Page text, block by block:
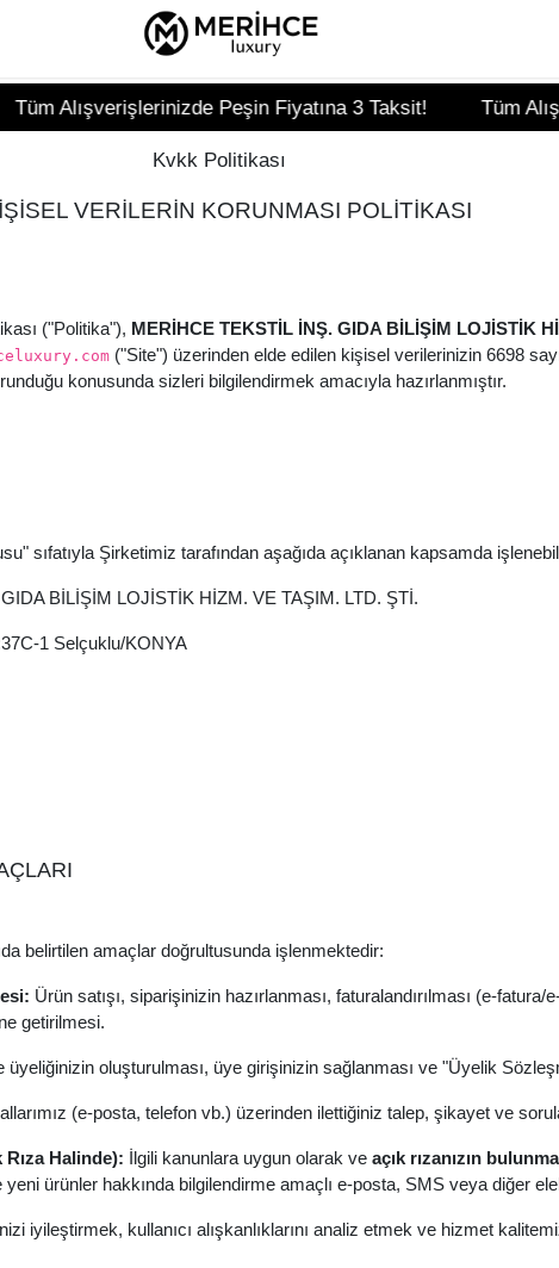
Alışverişlerinizde Peşin Fiyatına 3 Taksit! Tüm
Kvkk Politikası
VERİLERİN KORUNMASI POLİTİKASI
("Politika"), MERİHCE TEKSTİL İNŞ. GIDA BİLİŞİM LOJİSTİK
("Site") üzerinden elde edilen kişisel verilerinizin 6698
konusunda sizleri bilgilendirmek amacıyla hazırlanmıştır.
sıfatıyla Şirketimiz tarafından aşağıda açıklanan kapsamda
BİLİŞİM LOJİSTİK HİZM. VE TAŞIM. LTD. ŞTİ.
1 Selçuklu/KONYA
belirtilen amaçlar doğrultusunda işlenmektedir:
Ürün satışı, siparişinizin hazırlanması, faturalandırılması (e-
getirilmesi.
üyeliğinizin oluşturulması, üye girişinizin sağlanması ve "Üyelik
(e-posta, telefon vb.) üzerinden ilettiğiniz talep, şikayet ve
Rıza Halinde): İlgili kanunlara uygun olarak ve açık rızanızın
ürünler hakkında bilgilendirme amaçlı e-posta, SMS veya diğer
iyileştirmek, kullanıcı alışkanlıklarını analiz etmek ve hizmet